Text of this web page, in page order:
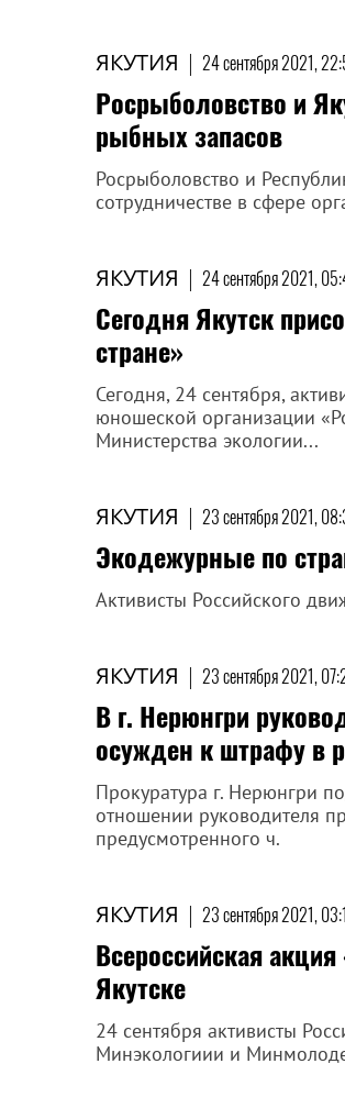
ЯКУТИЯ | 24 сентября 2021,
Росрыболовство и
рыбных запасов
Росрыболовство и
сотрудничестве в сфере
ЯКУТИЯ | 24 сентября 2021,
Сегодня Якутск
стране»
Сегодня, 24 сентября,
юношеской организации
Министерства экологии...
ЯКУТИЯ | 23 сентября 2021,
Экодежурные по
Активисты Российского
ЯКУТИЯ | 23 сентября 2021,
В г. Нерюнгри
осужден к штрафу в
Прокуратура г. Нерюнгри
отношении руководителя
предусмотренного ч.
ЯКУТИЯ | 23 сентября 2021,
Всероссийская
Якутске
24 сентября активисты
Минэкологиии и